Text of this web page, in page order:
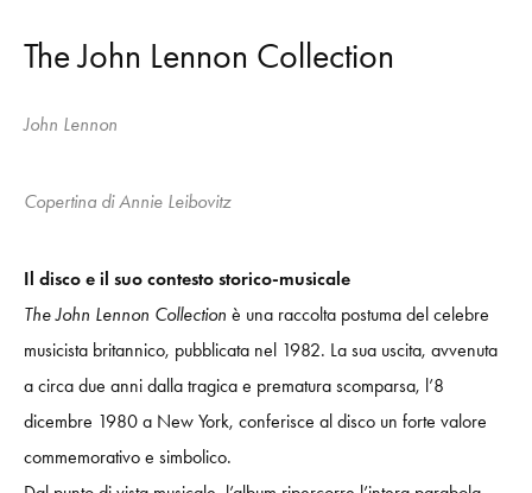
The John Lennon Collection
John Lennon
Copertina di Annie Leibovitz
Il disco e il suo contesto storico-musicale
The John Lennon Collection è una raccolta postuma del celebre
musicista britannico, pubblicata nel 1982. La sua uscita, avvenuta
a circa due anni dalla tragica e prematura scomparsa, l’8
dicembre 1980 a New York, conferisce al disco un forte valore
commemorativo e simbolico.